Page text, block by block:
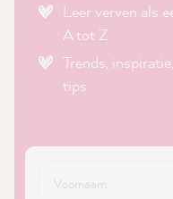
Leer verven als
A tot Z.
Trends,
tips.